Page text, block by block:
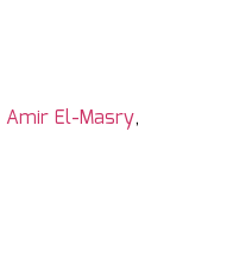
Amir El-Masry,